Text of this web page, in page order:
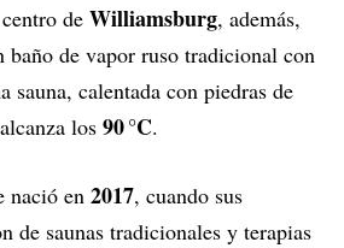
de Williamsburg, además,
baño de vapor ruso tradicional con
sauna, calentada con piedras de
los 90 °C.
nació en 2017, cuando sus
de saunas tradicionales y terapias